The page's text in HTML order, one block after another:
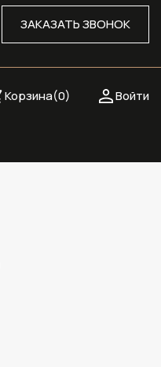
ЗАКАЗАТЬ ЗВОНОК
Войти
Корзина(0)